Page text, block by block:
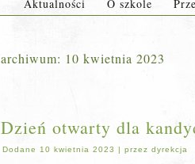
Aktualności O szkole
archiwum: 10 kwietnia 2023
Dzień otwarty dla
Dodane 10 kwietnia 2023 | przez dyrekcja